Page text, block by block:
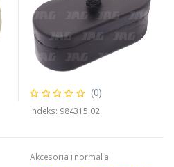
(0)
Indeks: 984315.02
Akcesoria i normalia